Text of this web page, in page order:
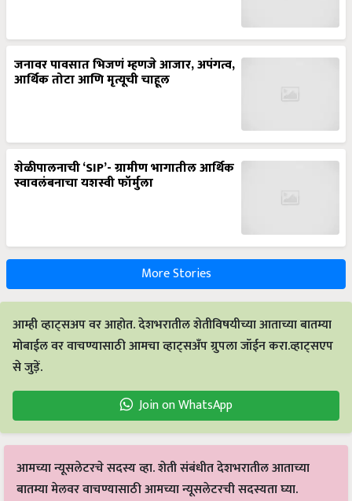
जनावर पावसात भिजणं म्हणजे आजार, अपंगत्व,
आर्थिक तोटा आणि मृत्यूची चाहूल
शेळीपालनाची ‘SIP’- ग्रामीण भागातील आर्थिक
स्वावलंबनाचा यशस्वी फॉर्मुला
More Stories
आम्ही व्हाट्सअप वर आहोत. देशभरातील शेतीविषयीच्या आताच्या बातम्या
मोबाईल वर वाचण्यासाठी आमचा व्हाट्सअँप ग्रुपला जॉईन करा.व्हाट्सएप
से जुड़ें.
Join on WhatsApp
आमच्या न्यूसलेटरचे सदस्य व्हा. शेती संबंधीत देशभरातील आताच्या
बातम्या मेलवर वाचण्यासाठी आमच्या न्यूसलेटरची सदस्यता घ्या.